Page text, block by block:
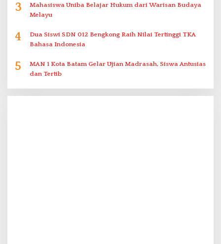
3
Mahasiswa Uniba Belajar Hukum dari Warisan Budaya
Melayu
4
Dua Siswi SDN 012 Bengkong Raih Nilai Tertinggi TKA
Bahasa Indonesia
5
MAN 1 Kota Batam Gelar Ujian Madrasah, Siswa Antusias
dan Tertib